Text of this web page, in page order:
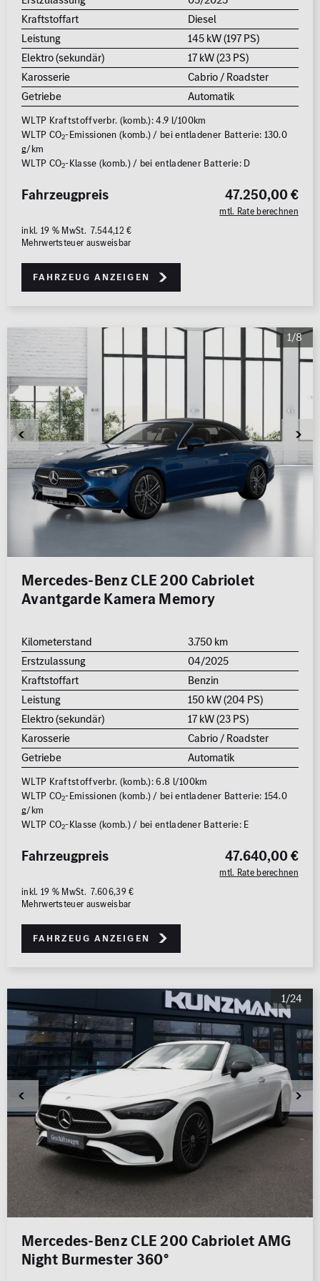
Schadstoffklasse
ALLE
Standorte
ALLE
2008 2026
Kilometer
0 km
Leistung (PS)
50
Preis
0 € 500.000 €
MwSt. ausweisbar
Kraftstoffart
Diesel
Leistung
145 kW (197 PS)
Elektro (sekundär)
17 kW (23 PS)
Karosserie
Cabrio / Roadster
Getriebe
Automatik
WLTP Kraftstoffverbr. (komb.): 4.9 l/100km
WLTP CO2-Emissionen (komb.) / bei entladener Batterie: 130.0
g/km
WLTP CO2-Klasse (komb.) / bei entladener Batterie: D
47.250,00 €
mtl. Rate berechnen
Fahrzeugpreis
inkl. 19 % MwSt. 7.544,12 €
Mehrwertsteuer ausweisbar
Fahrzeug anzeigen
1/8
Mercedes-Benz CLE 200 Cabriolet
Avantgarde Kamera Memory
Kilometerstand
3.750 km
Erstzulassung
04/2025
Kraftstoffart
Benzin
Leistung
150 kW (204 PS)
Elektro (sekundär)
17 kW (23 PS)
Karosserie
Cabrio / Roadster
Getriebe
Automatik
WLTP Kraftstoffverbr. (komb.): 6.8 l/100km
WLTP CO2-Emissionen (komb.) / bei entladener Batterie: 154.0
g/km
WLTP CO2-Klasse (komb.) / bei entladener Batterie: E
47.640,00 €
mtl. Rate berechnen
Fahrzeugpreis
inkl. 19 % MwSt. 7.606,39 €
Mehrwertsteuer ausweisbar
Fahrzeug anzeigen
1/24
Mercedes-Benz CLE 200 Cabriolet AMG
Night Burmester 360°